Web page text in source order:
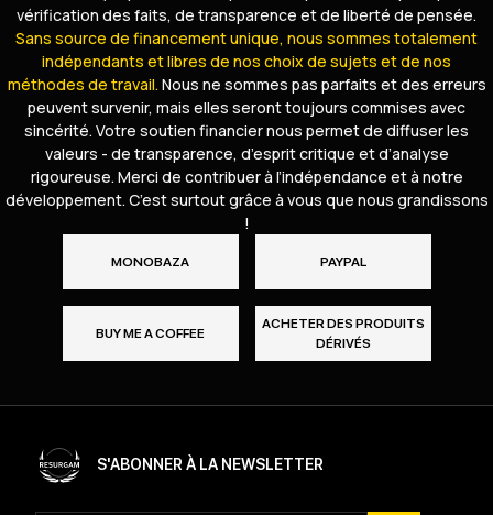
vérification des faits, de transparence et de liberté de pensée.
Sans source de financement unique, nous sommes totalement
indépendants et libres de nos choix de sujets et de nos
méthodes de travail. Nous ne sommes pas parfaits et des erreurs
peuvent survenir, mais elles seront toujours commises avec
sincérité. Votre soutien financier nous permet de diffuser les
valeurs - de transparence, d’esprit critique et d’analyse
rigoureuse. Merci de contribuer à l’indépendance et à notre
développement. C’est surtout grâce à vous que nous grandissons
!
MONOBAZA PAYPAL
BUY ME A COFFEE
ACHETER DES PRODUITS
DÉRIVÉS
S'ABONNER À LA NEWSLETTER